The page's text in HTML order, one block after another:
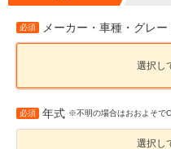
必須 メーカー・車種・グレー
選択し
必須 年式 ※不明の場合はおおよそで
選択し